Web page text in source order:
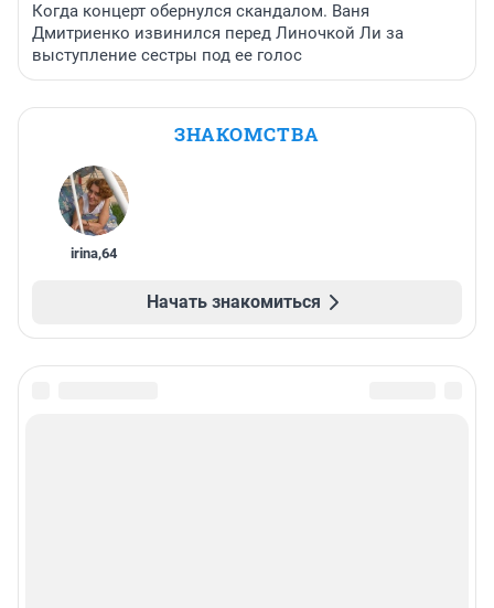
Когда концерт обернулся скандалом. Ваня
Дмитриенко извинился перед Линочкой Ли за
выступление сестры под ее голос
ЗНАКОМСТВА
irina,64
Начать знакомиться